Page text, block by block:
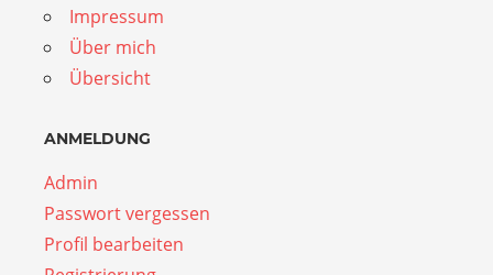
Impressum
Über mich
Übersicht
ANMELDUNG
Admin
Passwort vergessen
Profil bearbeiten